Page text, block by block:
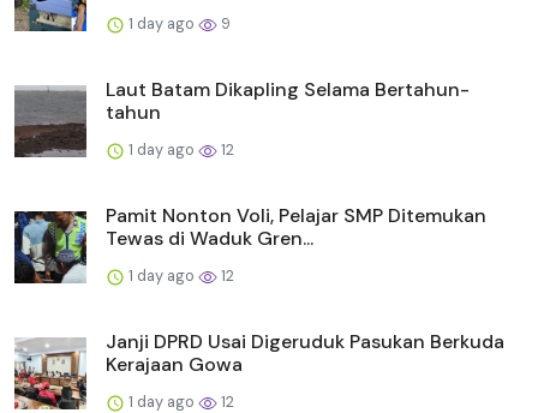
1 day ago 9
Laut Batam Dikapling Selama Bertahun-
tahun
1 day ago 12
Pamit Nonton Voli, Pelajar SMP Ditemukan
Tewas di Waduk Gren...
1 day ago 12
Janji DPRD Usai Digeruduk Pasukan Berkuda
Kerajaan Gowa
1 day ago 12